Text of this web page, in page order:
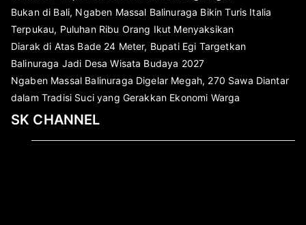
Bukan di Bali, Ngaben Massal Balinuraga Bikin Turis Italia
Terpukau, Puluhan Ribu Orang Ikut Menyaksikan
Diarak di Atas Bade 24 Meter, Bupati Egi Targetkan
Balinuraga Jadi Desa Wisata Budaya 2027
Ngaben Massal Balinuraga Digelar Megah, 270 Sawa Diantar
dalam Tradisi Suci yang Gerakkan Ekonomi Warga
SK CHANNEL